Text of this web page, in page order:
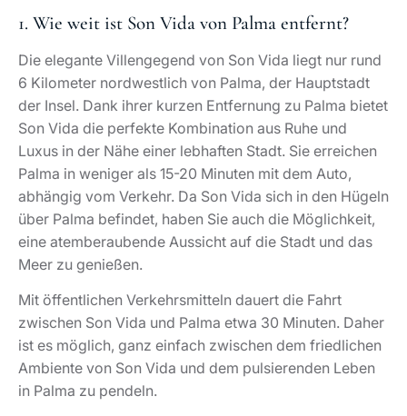
1. Wie weit ist Son Vida von Palma entfernt?
Die elegante Villengegend von Son Vida liegt nur rund
6 Kilometer nordwestlich von Palma, der Hauptstadt
der Insel. Dank ihrer kurzen Entfernung zu Palma bietet
Son Vida die perfekte Kombination aus Ruhe und
Luxus in der Nähe einer lebhaften Stadt. Sie erreichen
Palma in weniger als 15-20 Minuten mit dem Auto,
abhängig vom Verkehr. Da Son Vida sich in den Hügeln
über Palma befindet, haben Sie auch die Möglichkeit,
eine atemberaubende Aussicht auf die Stadt und das
Meer zu genießen.
Mit öffentlichen Verkehrsmitteln dauert die Fahrt
zwischen Son Vida und Palma etwa 30 Minuten. Daher
ist es möglich, ganz einfach zwischen dem friedlichen
Ambiente von Son Vida und dem pulsierenden Leben
in Palma zu pendeln.